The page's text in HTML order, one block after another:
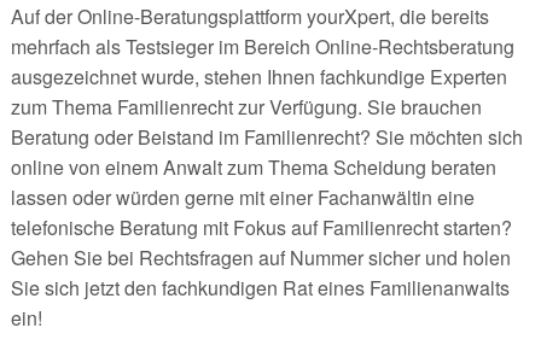
Auf der Online-Beratungsplattform yourXpert, die bereits
mehrfach als Testsieger im Bereich Online-Rechtsberatung
ausgezeichnet wurde, stehen Ihnen fachkundige Experten
zum Thema Familienrecht zur Verfügung. Sie brauchen
Beratung oder Beistand im Familienrecht? Sie möchten sich
online von einem Anwalt zum Thema Scheidung beraten
lassen oder würden gerne mit einer Fachanwältin eine
telefonische Beratung mit Fokus auf Familienrecht starten?
Gehen Sie bei Rechtsfragen auf Nummer sicher und holen
Sie sich jetzt den fachkundigen Rat eines Familienanwalts
ein!